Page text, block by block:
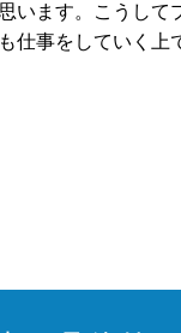
います。こうし
仕事をしていく上